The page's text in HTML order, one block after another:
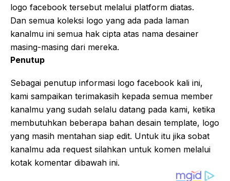
logo facebook tersebut melalui platform diatas.
Dan semua koleksi logo yang ada pada laman
kanalmu ini semua hak cipta atas nama desainer
masing-masing dari mereka.
Penutup
Sebagai penutup informasi logo facebook kali ini,
kami sampaikan terimakasih kepada semua member
kanalmu yang sudah selalu datang pada kami, ketika
membutuhkan beberapa bahan desain template, logo
yang masih mentahan siap edit. Untuk itu jika sobat
kanalmu ada request silahkan untuk komen melalui
kotak komentar dibawah ini.